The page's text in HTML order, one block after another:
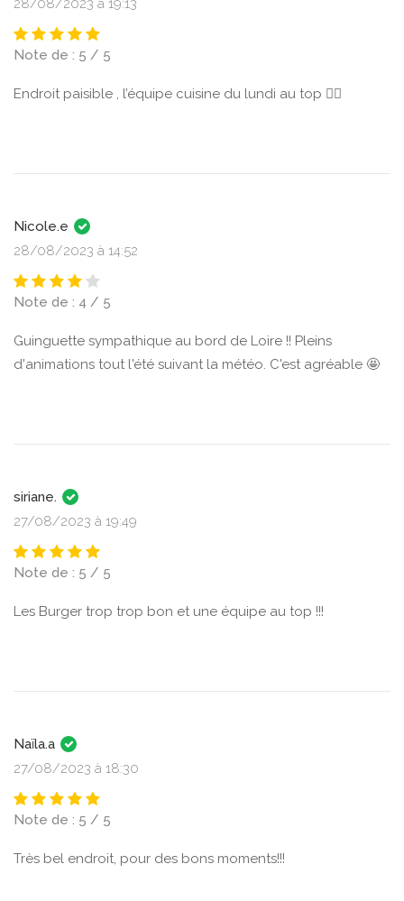
Note de : 5 / 5
Endroit paisible , l’équipe cuisine du lundi au top 👌🏼
Nicole.e
28/08/2023 à 14:52
Note de : 4 / 5
Guinguette sympathique au bord de Loire !! Pleins
d'animations tout l'été suivant la météo. C'est agréable 🤩
siriane.
27/08/2023 à 19:49
Note de : 5 / 5
Les Burger trop trop bon et une équipe au top !!!
Naïla.a
27/08/2023 à 18:30
Note de : 5 / 5
Très bel endroit, pour des bons moments!!!